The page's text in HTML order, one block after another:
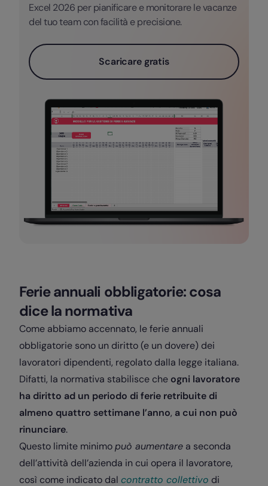
Excel 2026 per pianificare e monitorare le vacanze
del tuo team con facilità e precisione.
Scaricare gratis
Ferie annuali obbligatorie: cosa
dice la normativa
Come abbiamo accennato, le ferie annuali
obbligatorie sono un diritto (e un dovere) dei
lavoratori dipendenti, regolato dalla legge italiana.
Difatti, la normativa stabilisce che ogni lavoratore
ha diritto ad un periodo di ferie retribuite di
almeno quattro settimane l’anno, a cui non può
rinunciare.
Questo limite minimopuò aumentare a seconda
dell’attività dell’azienda in cui opera il lavoratore,
così come indicato dal contratto collettivo di